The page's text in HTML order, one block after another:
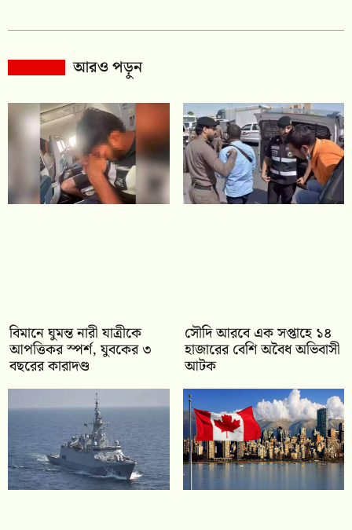
আরও পড়ুন
বিমানে ঘুমন্ত নারী যাত্রীকে
আপত্তিকর স্পর্শ, যুবকের ৩
বছরের কারাদণ্ড
সৌদি আরবে এক সপ্তাহে ১৪
হাজারের বেশি অবৈধ অভিবাসী
আটক